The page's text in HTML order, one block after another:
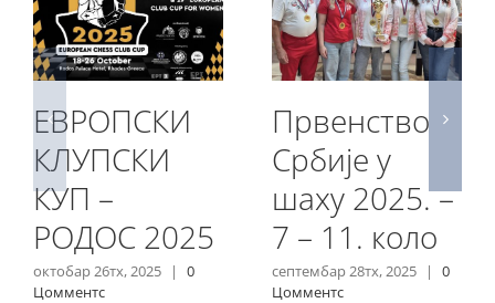
ЕВРОПСКИ
КЛУПСКИ
КУП –
РОДОС 2025
октобар 26тх, 2025 |
0
Цомментс
Првенство
Србије у
шаху 2025. –
7 – 11. коло
септембар 28тх, 2025 |
0
Цомментс